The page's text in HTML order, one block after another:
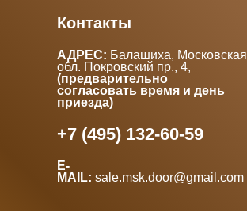
Контакты
АДРЕС: Балашиха, Московская
обл. Покровский пр., 4,
(предварительно
согласовать время и день
приезда)
+7 (495) 132-60-59
E-
MAIL: sale.msk.door@gmail.com